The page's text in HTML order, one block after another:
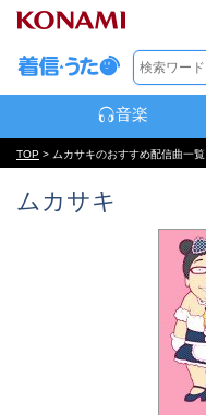
音楽
TOP > ムカサキのおすすめ配信曲一覧
ムカサキ